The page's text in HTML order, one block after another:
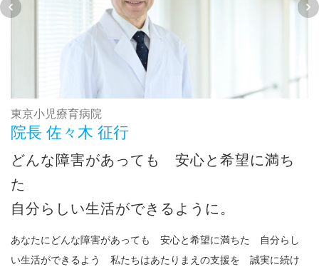
東京小児療育病院
院長 佐々木 征行
どんな障害があっても 安心と希望に満ち
た
自分らしい生活ができるように。
あなたにどんな障害があっても 安心と希望に満ちた 自分らし
い生活ができるよう 私たちはあたりまえの支援を 誠実に続け